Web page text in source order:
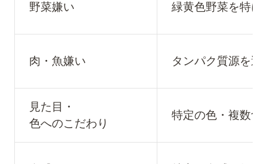
野菜嫌い 緑黄色野菜を特に
肉・魚嫌い タンパク質源を避
見た目・
色へのこだわり
特定の色・複数食